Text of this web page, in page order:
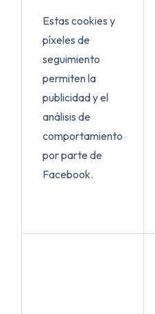
Estas cookies y
píxeles de
seguimiento
permiten la
publicidad y el
análisis de
comportamiento
por parte de
Facebook.